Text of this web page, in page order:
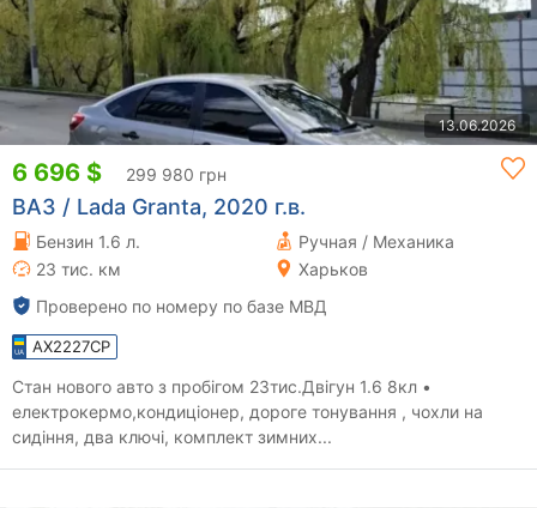
13.06.2026
6 696 $ 299 980 грн
ВАЗ / Lada Granta, 2020 г.в.
Бензин 1.6 л.
Ручная / Механика
23 тис. км
Харьков
Проверено по номеру по базе МВД
AX2227CP
Стан нового авто з пробігом 23тис.Двігун 1.6 8кл •
електрокермо,кондиціонер, дороге тонування , чохли на
сидіння, два ключі, комплект зимних...